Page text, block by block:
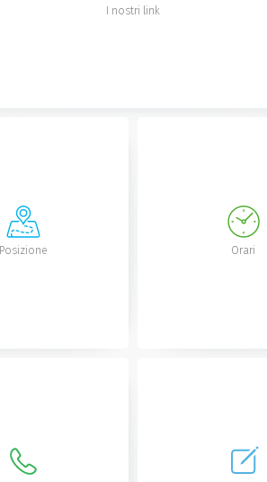
I nostri link
Posizione Orari